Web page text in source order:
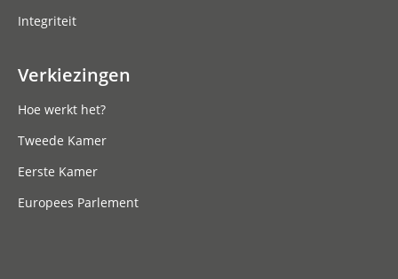
Integriteit
Verkiezingen
Hoe werkt het?
Tweede Kamer
Eerste Kamer
Europees Parlement